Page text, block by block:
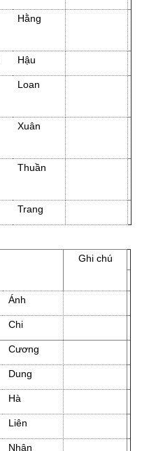
Hằng
Hậu
Loan
Xuân
Thuần
Trang
Ghi chú
Ánh
Chi
Cương
Dung
Hà
Liên
Nhân